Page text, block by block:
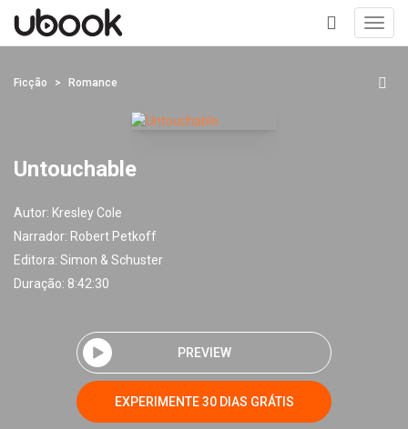
+
Ficção Romance
Untouchable
Autor: Kresley Cole
Narrador: Robert Petkoff
Editora: Simon & Schuster
Duração: 8:42:30
PREVIEW
EXPERIMENTE 30 DIAS GRÁTIS